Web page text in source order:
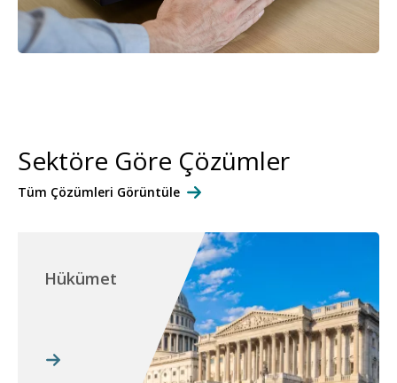
Sektöre Göre Çözümler
Tüm Çözümleri Görüntüle
Hükümet